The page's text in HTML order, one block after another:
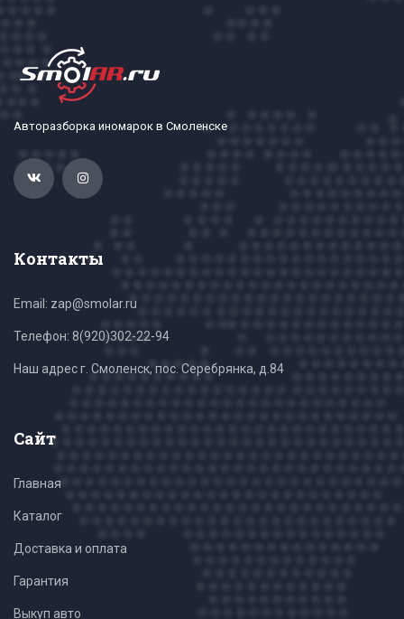
Авторазборка иномарок в Смоленске
Контакты
Email: zap@smolar.ru
Телефон: 8(920)302-22-94
Наш адрес г. Смоленск, пос. Серебрянка, д.84
Сайт
Главная
Каталог
Доставка и оплата
Гарантия
Выкуп авто